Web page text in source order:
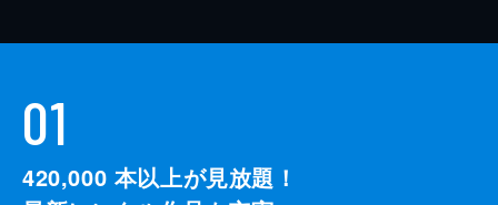
01
420,000 本以上が見放題！